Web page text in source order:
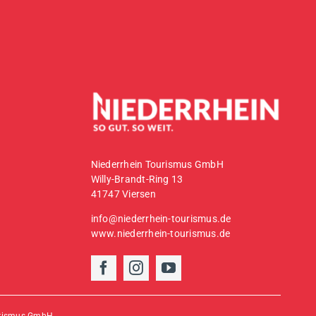
Niederrhein Tourismus GmbH
Willy-Brandt-Ring 13
41747 Viersen
info@niederrhein-tourismus.de
www.niederrhein-tourismus.de